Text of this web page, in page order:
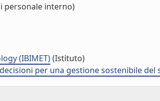
personale interno)
(IBIMET)(Istituto)
per una gestione sostenibile